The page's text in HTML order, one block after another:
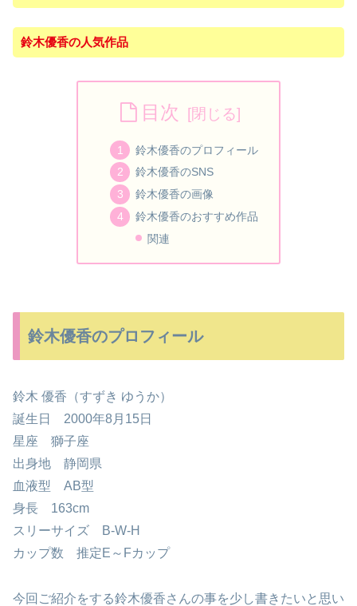
鈴木優香の人気作品
目次
鈴木優香のプロフィール
鈴木優香のSNS
鈴木優香の画像
鈴木優香のおすすめ作品
関連
鈴木優香のプロフィール
鈴木 優香（すずき ゆうか）
誕生日 2000年8月15日
星座 獅子座
出身地 静岡県
血液型 AB型
身長 163cm
スリーサイズ B-W-H
カップ数 推定E～Fカップ
今回ご紹介をする鈴木優香さんの事を少し書きたいと思い